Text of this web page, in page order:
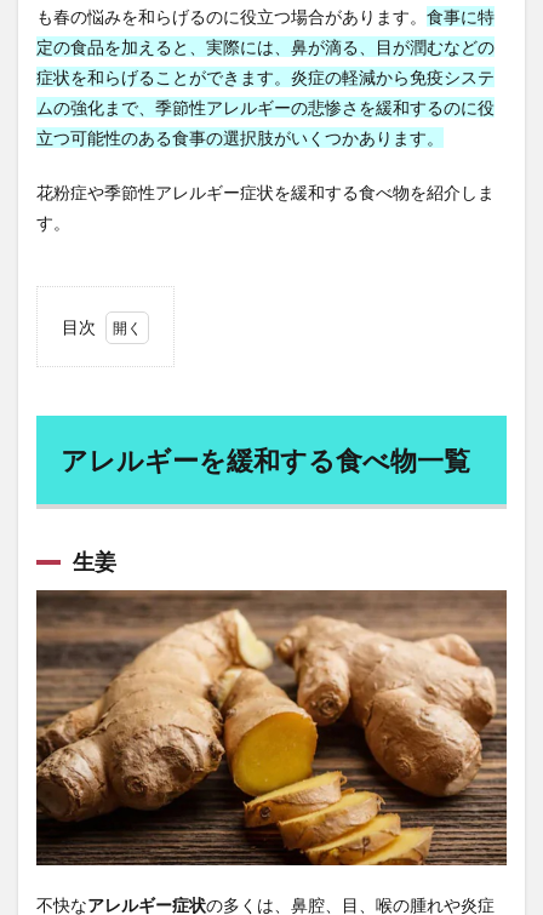
宅建士
宅建業法 宅配
宇宙の秩序
宇宙開発
宇治抹茶 安保徹
安保闘争
安倍晋三
安全性 安定打坐法
安定狭心症
安息香酸ナトリウム
安河内哲也
安眠健康術
官僚制度
官僚天下り
実質所得減少
宮川賢
寒冷地
寛政の改革 寝たきり予防
寝酒
小数の法則
小田島春樹
小選挙区 小食
小食のすすめ
小麦
小麦アレルギー 小麦若葉
少子化
少子化対策
少子高齢化 少食
就労移行支援
就農
就農体験 就農支援
尿失禁
尿路感染症
居眠り 居酒屋
山口 博
山岳ベース事件
山崎パン
山形
山形県IoT推進ラボ
山形県中小企業団体中央会
山形県情報産業協会<
山形県警察
山形県高度技術研究開発センター
山田方谷
も春の悩みを和らげるのに役立つ場合があります。 食事に特
定の食品を加えると、実際には、鼻が滴る、目が潤むなどの
症状を和らげることができます。炎症の軽減から免疫システ
ムの強化まで、季節性アレルギーの悲惨さを緩和するのに役
立つ可能性のある食事の選択肢がいくつかあります。
花粉症や季節性アレルギー症状を緩和する食べ物を紹介しま
す。
目次
緩和
する
物一
1.1
生姜
ビー
ポー
レン
1.3
柑橘
系の
果物
1.4
メリ
アレルギーを緩和する食べ物一覧
生姜
不快なアレルギー症状の多くは、鼻腔、目、喉の腫れや炎症